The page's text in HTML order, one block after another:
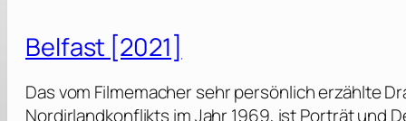
Belfast [2021]
Das vom Filmemacher sehr persönlich erzählte
Nordirlandkonflikts im Jahr 1969, ist Porträt und